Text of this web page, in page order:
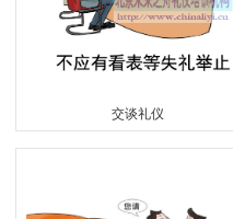
交谈礼仪